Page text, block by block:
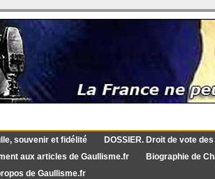
souvenir et fidélité
DOSSIER. Droit de vote
aux articles de Gaullisme.fr
Biographie de
de Gaullisme.fr